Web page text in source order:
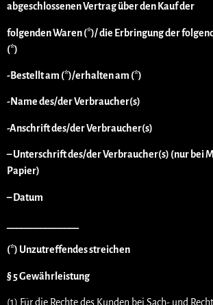
abgeschlossenen Vertrag über den Kauf der
folgenden Waren (*)/ die Erbringung der
(*)
-Bestellt am (*)/erhalten am (*)
-Name des/der Verbraucher(s)
-Anschrift des/der Verbraucher(s)
– Unterschrift des/der Verbraucher(s) (nur bei
Papier)
– Datum
(*) Unzutreffendes streichen
§ 5 Gewährleistung
(1) Für die Rechte des Kunden bei Sach- und